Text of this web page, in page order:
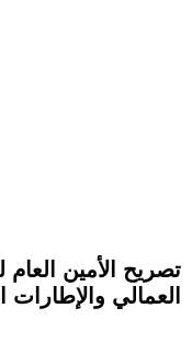
تصريح الأمين
العمالي